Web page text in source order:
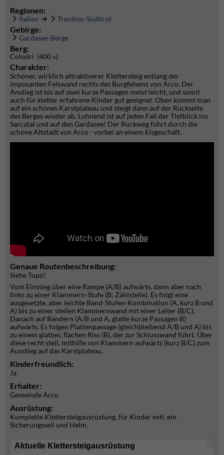
Regionen:
Italien Trentino-Südtirol
Gebirge:
Gardasee-Berge
Berg:
Colodri (400 m)
Charakter:
Schöner, wirklich attraktiverer Klettersteig entlang der
imposanten Felswand rechts des Burgfelsens von Arco. Der
Anstieg ist bis auf zwei kurze Passagen meist leicht, und somit
auch für kletter erfahrene Kinder gut geeignet. Oben kommt man
auf ein schönes Karstplateau und steigt dann auf der Rückseite
des Berges wieder ab. Lohnend ist auf jeden Fall der Tiefblick ins
Sarcatal und auf den Gardasee! Der Rückweg führt durch die
schöne Altstadt von Arco - vorbei an einem Eisgeschäft.
Genaue Routenbeschreibung:
Siehe Topo!
Vom Einstieg über eine Rampe (A/B) aufwärts, dann aber nach
links zu einer Klammern-Stufe (B; Zählstelle). Es folgt eine
ausgesetzte, aber leichte Band-Stufen-Kombination (A, kurz B und
A) bis zu einer steilen Klammernwand mit einer Leiter (B/C).
Danach auf Bändern (A/B und A, glatte kurze Passagen B)
aufwärts. Es folgen Plattenpassage (gleichbleibend A/B und A) bis
zu einem glatten, flachen Riss (B), der zur Schlusswand führt. Über
diese recht steil, mithilfe von Klammern aufwärts (kurz B/C) zum
Ausstieg auf das Karstplateau.
Kinderfreundlich:
Ja
Erhalter:
Gemeinde Arco
Ausrüstung:
Komplette Klettersteigausrüstung, für Kinder evtl. ein
Sicherungsseil und Helm.
i
Aktuelle Klettersteigausrüstung